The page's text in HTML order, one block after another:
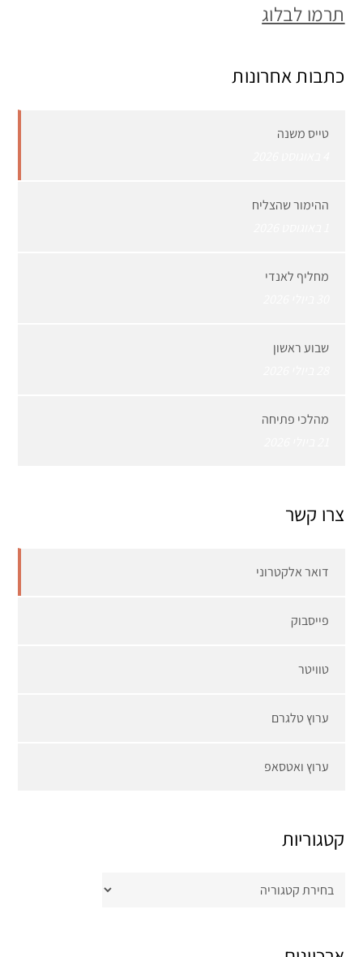
תרמו לבלוג
כתבות אחרונות
טייס משנה
ההימור שהצליח
מחליף לאנדי
שבוע ראשון
מהלכי פתיחה
צרו קשר
דואר אלקטרוני
פייסבוק
טוויטר
ערוץ טלגרם
ערוץ ואטסאפ
קטגוריות
קטגוריות